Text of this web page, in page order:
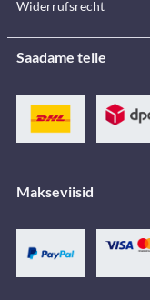
Widerrufsrecht
Saadame teile
Makseviisid